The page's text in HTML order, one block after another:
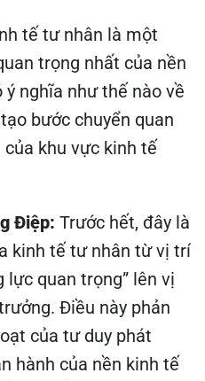
tế tư nhân là một
trọng nhất của nền
nghĩa như thế nào về
bước chuyển quan
khu vực kinh tế
Điệp: Trước hết, đây là
kinh tế tư nhân từ vị trí
lực quan trọng” lên vị
Điều này phản
của tư duy phát
hành của nền kinh tế